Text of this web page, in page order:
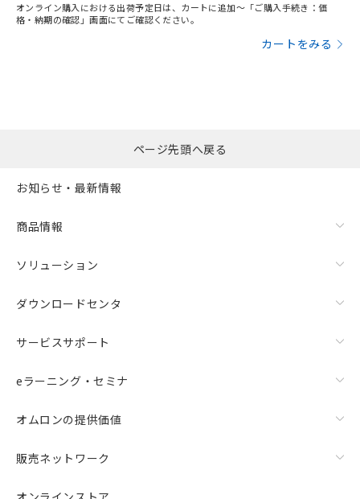
オンライン購入における出荷予定日は、カートに追加～「ご購入手続き：価
格・納期の確認」画面にてご確認ください。
カートをみる
ページ先頭へ戻る
お知らせ・最新情報
商品情報
ソリューション
ダウンロードセンタ
サービスサポート
eラーニング・セミナ
オムロンの提供価値
販売ネットワーク